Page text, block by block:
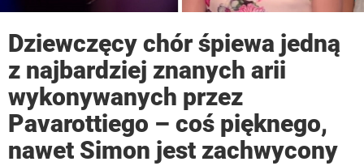
Dziewczęcy chór śpiewa jedną
z najbardziej znanych arii
wykonywanych przez
Pavarottiego – coś pięknego,
nawet Simon jest zachwycony